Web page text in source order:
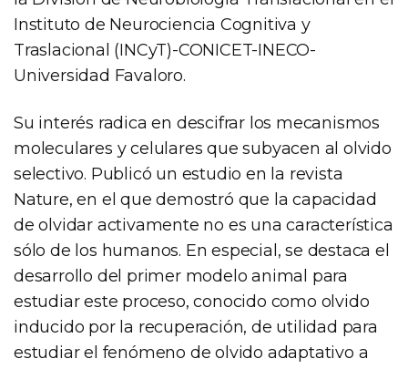
Instituto de Neurociencia Cognitiva y
Traslacional (INCyT)-CONICET-INECO-
Universidad Favaloro.
Su interés radica en descifrar los mecanismos
moleculares y celulares que subyacen al olvido
selectivo. Publicó un estudio en la revista
Nature, en el que demostró que la capacidad
de olvidar activamente no es una característica
sólo de los humanos. En especial, se destaca el
desarrollo del primer modelo animal para
estudiar este proceso, conocido como olvido
inducido por la recuperación, de utilidad para
estudiar el fenómeno de olvido adaptativo a